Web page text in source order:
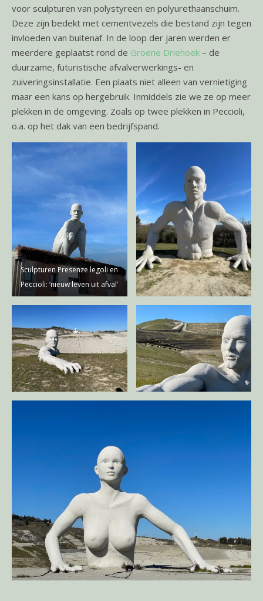
voor sculpturen van polystyreen en polyurethaanschuim.
Deze zijn bedekt met cementvezels die bestand zijn tegen
invloeden van buitenaf. In de loop der jaren werden er
meerdere geplaatst rond de Groene Driehoek – de
duurzame, futuristische afvalverwerkings- en
zuiveringsinstallatie. Een plaats niet alleen van vernietiging
maar een kans op hergebruik. Inmiddels zie we ze op meer
plekken in de omgeving. Zoals op twee plekken in Peccioli,
o.a. op het dak van een bedrijfspand.
Sculpturen Presenze legoli en
Peccioli: ‘nieuw leven uit afval’